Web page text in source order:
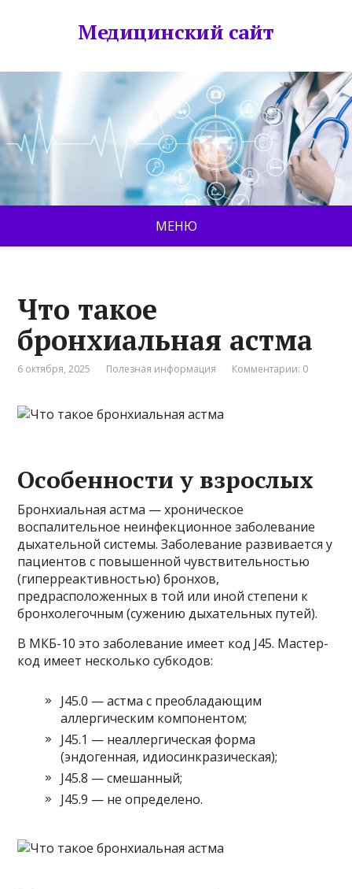
Медицинский сайт
МЕНЮ
Что такое
бронхиальная астма
6 октября, 2025 Полезная информация Комментарии: 0
Особенности у взрослых
Бронхиальная астма — хроническое
воспалительное неинфекционное заболевание
дыхательной системы. Заболевание развивается у
пациентов с повышенной чувствительностью
(гиперреактивностью) бронхов,
предрасположенных в той или иной степени к
бронхолегочным (сужению дыхательных путей).
В МКБ-10 это заболевание имеет код J45. Мастер-
код имеет несколько субкодов:
J45.0 — астма с преобладающим
аллергическим компонентом;
J45.1 — неаллергическая форма
(эндогенная, идиосинкразическая);
J45.8 — смешанный;
J45.9 — не определено.